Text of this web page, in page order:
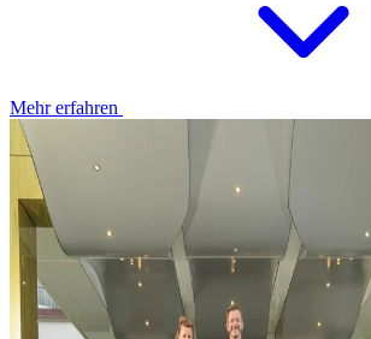
Mehr erfahren